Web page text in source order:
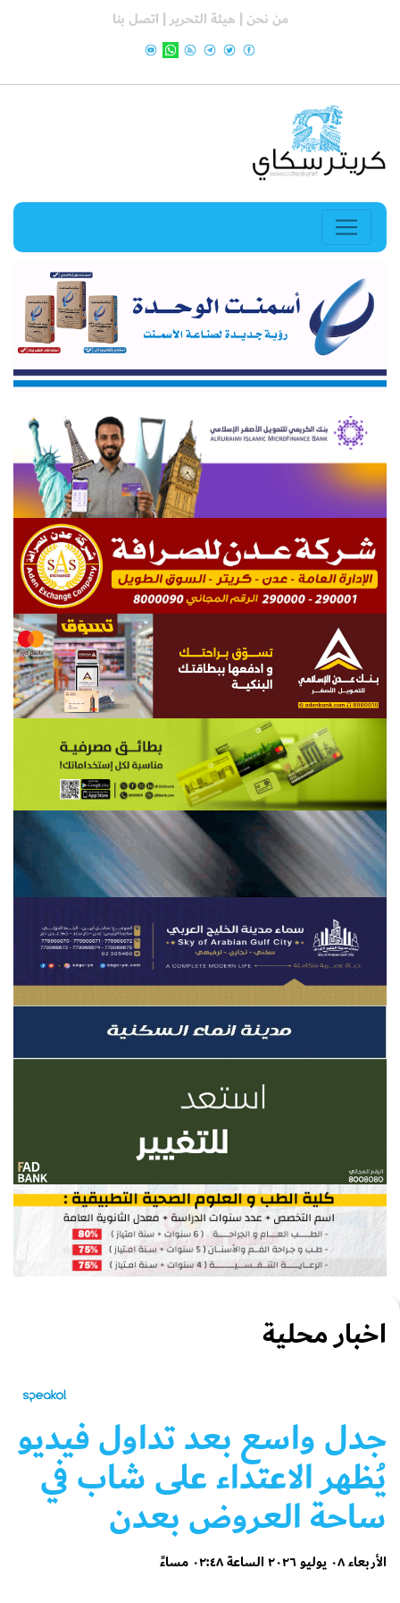
من نحن | هيئة التحرير | اتصل بنا
اخبار محلية
جدل واسع بعد تداول فيديو
يُظهر الاعتداء على شاب في
ساحة العروض بعدن
الأربعاء ٠٨ يوليو ٢٠٢٦ الساعة ٠٢:٤٨ مساءً